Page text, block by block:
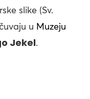
slike (Sv.
u Muzeju
Jekel.